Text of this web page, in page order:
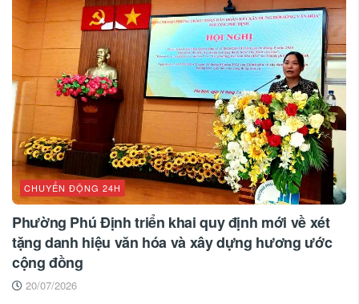
CHUYỂN ĐỘNG 24H
Phường Phú Định triển khai quy định mới về xét
tặng danh hiệu văn hóa và xây dựng hương ước
cộng đồng
20/07/2026